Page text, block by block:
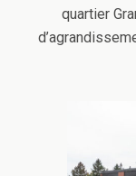
quartier